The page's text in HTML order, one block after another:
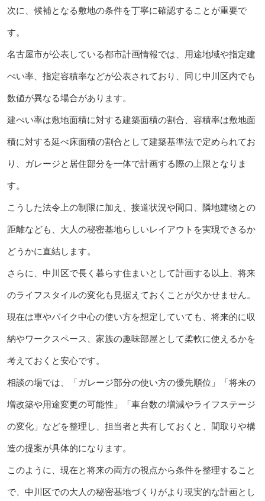
次に、候補となる敷地の条件を丁寧に確認することが重要で
す。
名古屋市が公表している都市計画情報では、用途地域や指定建
ぺい率、指定容積率などが公表されており、同じ中川区内でも
数値が異なる場合があります。
建ぺい率は敷地面積に対する建築面積の割合、容積率は敷地面
積に対する延べ床面積の割合として建築基準法で定められてお
り、ガレージと居住部分を一体で計画する際の上限となりま
す。
こうした法令上の制限に加え、接道状況や間口、隣地建物との
距離なども、大人の秘密基地らしいレイアウトを実現できるか
どうかに直結します。
さらに、中川区で長く暮らす住まいとして計画する以上、将来
のライフスタイルの変化も見据えておくことが欠かせません。
現在は車やバイク中心の使い方を想定していても、将来的に収
納やワークスペース、家族の趣味部屋として柔軟に使えるかを
考えておくと安心です。
相談の場では、「ガレージ部分の使い方の優先順位」「将来の
増改築や用途変更の可能性」「車台数の増減やライフステージ
の変化」などを整理し、担当者と共有しておくと、間取りや構
造の提案が具体的になります。
このように、現在と将来の両方の視点から条件を整理すること
で、中川区での大人の秘密基地づくりがより現実的な計画とし